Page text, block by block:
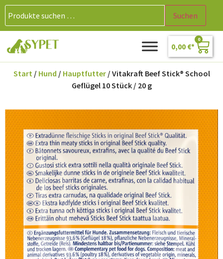
Suchen
0,00 €
0
Start/ Hund / Hauptfutter/ Vitakraft Beef Stick® School
Geflügel 10 Stück / 20 g